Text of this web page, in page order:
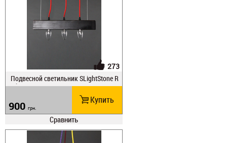
273
Подвесной светильник SLightStone R
ail
900 грн.
Купить
Сравнить